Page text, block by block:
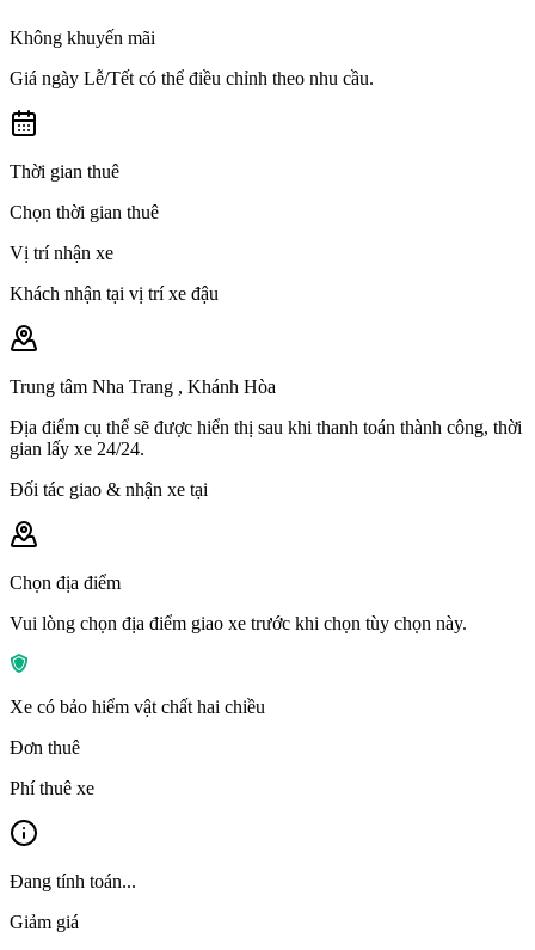
Không khuyến mãi
Giá ngày Lễ/Tết có thể điều chỉnh theo nhu cầu.
Thời gian thuê
Chọn thời gian thuê
Vị trí nhận xe
Khách nhận tại vị trí xe đậu
Trung tâm Nha Trang , Khánh Hòa
Địa điểm cụ thể sẽ được hiển thị sau khi thanh toán thành công, thời
gian lấy xe 24/24.
Đối tác giao & nhận xe tại
Chọn địa điểm
Vui lòng chọn địa điểm giao xe trước khi chọn tùy chọn này.
Xe có bảo hiểm vật chất hai chiều
Đơn thuê
Phí thuê xe
Đang tính toán...
Giảm giá